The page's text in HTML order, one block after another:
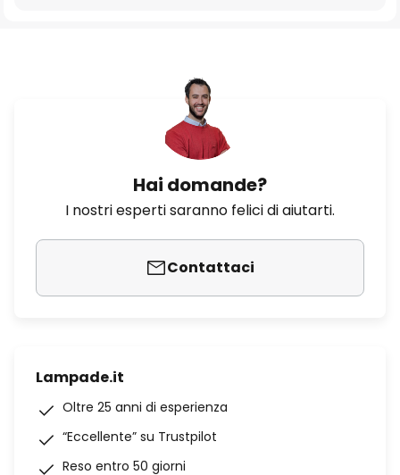
Hai domande?
I nostri esperti saranno felici di aiutarti.
Contattaci
Lampade.it
Oltre 25 anni di esperienza
“Eccellente” su Trustpilot
Reso entro 50 giorni